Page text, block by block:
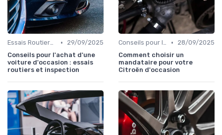
Essais Routiers et Inspection •
29/09/2025
Conseils pour l'achat d'une
voiture d'occasion : essais
routiers et inspection
Conseils pour l'Achat •
28/09/2025
Comment choisir un
mandataire pour votre
Citroën d'occasion